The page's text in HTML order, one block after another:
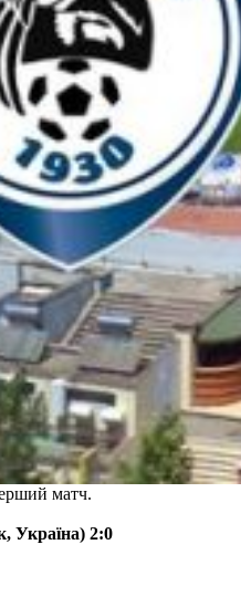
матч.
Україна) 2:0